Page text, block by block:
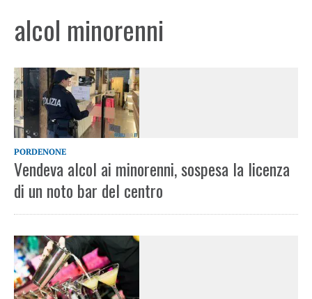
alcol minorenni
PORDENONE
Vendeva alcol ai minorenni, sospesa la licenza
di un noto bar del centro